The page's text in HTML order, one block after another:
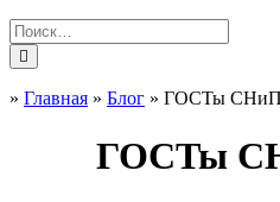
» Главная » Блог » ГОСТы
ГОСТы